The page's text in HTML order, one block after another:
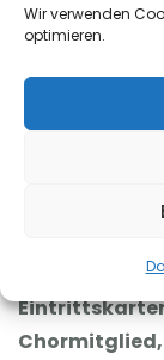
Wir verwenden
optimieren.
Geigen
2
Bratschen
2
Celli